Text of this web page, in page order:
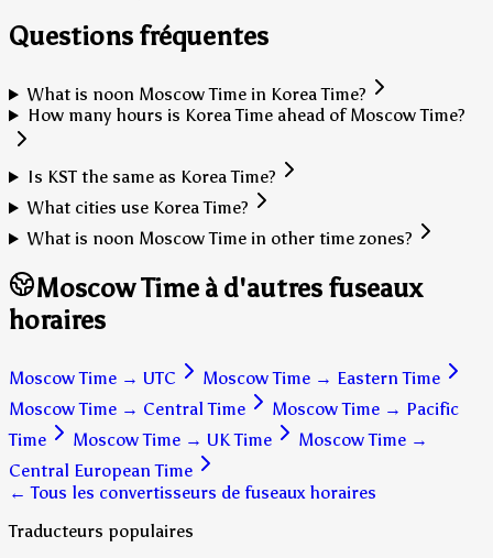
Questions fréquentes
What is noon Moscow Time in Korea Time?
How many hours is Korea Time ahead of Moscow Time?
Is KST the same as Korea Time?
What cities use Korea Time?
What is noon Moscow Time in other time zones?
Moscow Time à d'autres fuseaux
horaires
Moscow Time → UTC Moscow Time → Eastern Time
Moscow Time → Central Time Moscow Time → Pacific
Time
Moscow Time → UK Time Moscow Time →
Central European Time
← Tous les convertisseurs de fuseaux horaires
Traducteurs populaires